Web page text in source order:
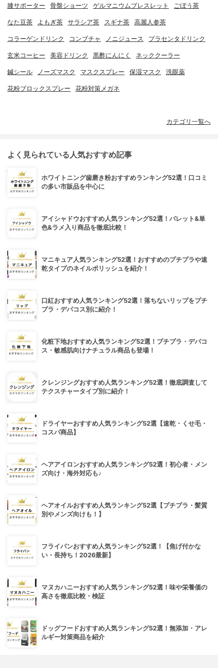
膝サポーター 骨盤ショーツ ゲルマニウムブレスレット ごぼう茶
なた豆茶 よもぎ茶 サラシア茶 スギナ茶 高麗人参茶
コラーゲンドリンク コンブチャ ノニジュース プラセンタドリンク
玄米コーヒー 美容ドリンク 黒酢にんにく ネッククーラー
鍼シール ノーズマスク マスクスプレー 保湿マスク 洗眼薬
花粉ブロックスプレー 花粉対策メガネ
カテゴリ一覧へ
よく見られている人気おすすめ記事
ホワイトニング歯磨き粉おすすめランキング52選！口コミ
の多い市販品を中心に
アイシャドウおすすめ人気ランキング52選！パレット&単
色&ラメ入り商品を徹底比較！
マニキュア人気ランキング52選！おすすめのプチプラや速
乾タイプのネイルポリッシュを紹介！
口紅おすすめ人気ランキング52選！落ちないリップをプチ
プラ・デパコス別に紹介！
化粧下地おすすめ人気ランキング52選！プチプラ・デパコ
ス・敏感肌向けナチュラル商品も登場！
クレンジングおすすめ人気ランキング52選！徹底調査して
テクスチャータイプ別に紹介！
ドライヤーおすすめ人気ランキング52選【速乾・くせ毛・
コスパ商品】
ヘアアイロンおすすめ人気ランキング52選！初心者・メン
ズ向け・海外対応も♪
ヘアオイルおすすめ人気ランキング52選【プチプラ・髪質
別やメンズ向けも！】
フライパンおすすめ人気ランキング52選！【焦げ付かな
い・長持ち！2026最新】
マヌカハニーおすすめ人気ランキング52選！味や栄養価の
高さを徹底比較・検証
ドッグフードおすすめ人気ランキング52選！無添加・アレ
ルギー対策商品を紹介